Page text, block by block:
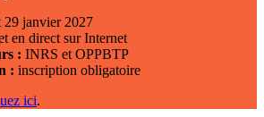
29 janvier 2027
en direct sur Internet
: INRS et OPPBTP
: inscription obligatoire
ici.